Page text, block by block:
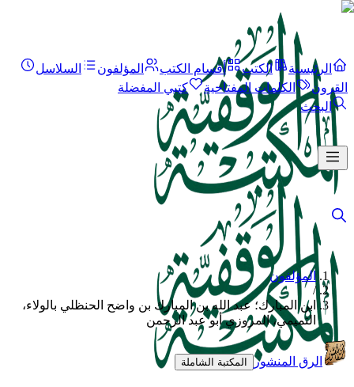
الرئيسية الكتب أقسام الكتب المؤلفون
السلاسل
القرون
الكلمات المفتاحية
كتبي المفضلة
البحث
المؤلفون
/
ابن المبارك؛ عبد الله بن المبارك بن واضح الحنظلي بالولاء،
التميمي، المروزي أبو عبد الرحمن
الرق المنشور المكتبة الشاملة